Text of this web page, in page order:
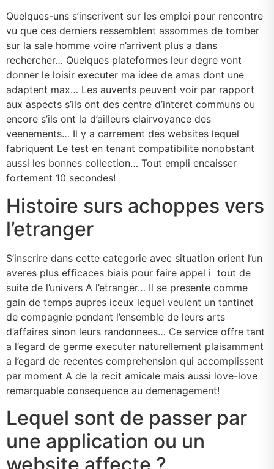
Quelques-uns s’inscrivent sur les emploi pour rencontre
vu que ces derniers ressemblent assommes de tomber
sur la sale homme voire n’arrivent plus a dans
rechercher… Quelques plateformes leur degre vont
donner le loisir executer ma idee de amas dont une
adaptent max… Les auvents peuvent voir par rapport
aux aspects s’ils ont des centre d’interet communs ou
encore s’ils ont la d’ailleurs clairvoyance des
veenements… Il y a carrement des websites lequel
fabriquent Le test en tenant compatibilite nonobstant
aussi les bonnes collection… Tout empli encaisser
fortement 10 secondes!
Histoire surs achoppes vers
l’etranger
S’inscrire dans cette categorie avec situation orient l’un
averes plus efficaces biais pour faire appel i tout de
suite de l’univers A l’etranger… Il se presente comme
gain de temps aupres iceux lequel veulent un tantinet
de compagnie pendant l’ensemble de leurs arts
d’affaires sinon leurs randonnees… Ce service offre tant
a l’egard de germe executer naturellement plaisamment
a l’egard de recentes comprehension qui accomplissent
par moment A de la recit amicale mais aussi love-love
remarquable consequence au demenagement!
Lequel sont de passer par
une application ou un